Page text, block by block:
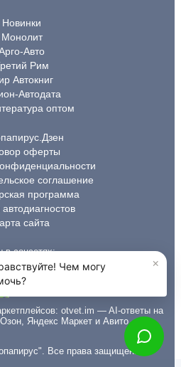
Новинки
Монолит
Авто
Рим
Автокниг
Автодата
оптом
оферты
соглашение
программа
сайта
в соцсетях:
otvet.im — AI-ответы на
Яндекс Маркет и Авито
Все права защищены.